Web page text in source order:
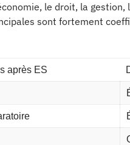
le droit, la
sont fortement
après ES